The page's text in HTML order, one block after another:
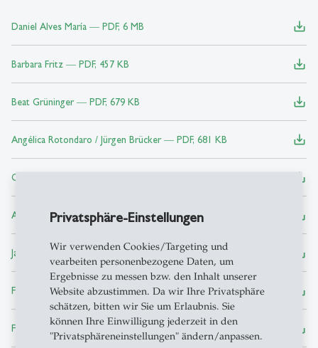
Privatsphäre-Einstellungen
Wir verwenden Cookies/Targeting und
vearbeiten personenbezogene Daten, um
Ergebnisse zu messen bzw. den Inhalt unserer
Website abzustimmen. Da wir Ihre Privatsphäre
schätzen, bitten wir Sie um Erlaubnis. Sie
können Ihre Einwilligung jederzeit in den
"Privatsphäreneinstellungen" ändern/anpassen.
Daniel Alves María ― PDF, 6 MB save_alt
Barbara Fritz ― PDF, 457 KB save_alt
Beat Grüninger ― PDF, 679 KB save_alt
Angélica Rotondaro / Jürgen Brücker ― PDF, 681 KB save_alt
Giovanni Vergani ― PDF, 321 KB save_alt
Alexander Lüchinger ― PDF, 757 KB save_alt
Janaína Roque ― PDF, 656 KB save_alt
Fidel Blanco ― PDF, 832 KB save_alt
Fernando Capra ― PDF, 1 MB save_alt